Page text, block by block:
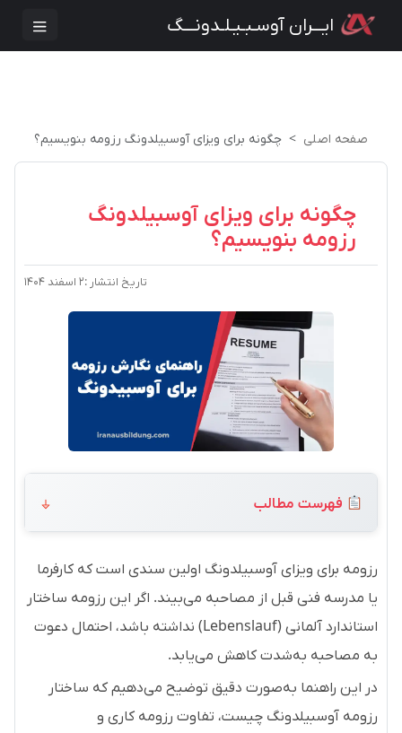
ایـــران آوسـبـیـلـدونـــگ
صفحه اصلی چگونه برای ویزای آوسبیلدونگ رزومه بنویسیم؟
چگونه برای ویزای آوسبیلدونگ
رزومه بنویسیم؟
تاریخ انتشار :۲ اسفند ۱۴۰۴
فهرست مطالب
رزومه برای ویزای آوسبیلدونگ اولین سندی است که کارفرما
یا مدرسه فنی قبل از مصاحبه می‌بیند. اگر این رزومه ساختار
استاندارد آلمانی (Lebenslauf) نداشته باشد، احتمال دعوت
به مصاحبه به‌شدت کاهش می‌یابد.
در این راهنما به‌صورت دقیق توضیح می‌دهیم که ساختار
رزومه آوسبیلدونگ چیست، تفاوت رزومه کاری و